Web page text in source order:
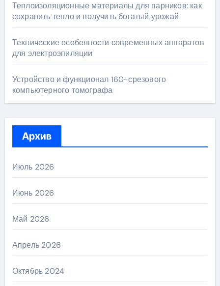
Теплоизоляционные материалы для парников: как
сохранить тепло и получить богатый урожай
Технические особенности современных аппаратов
для электроэпиляции
Устройство и функционал 160-срезового
компьютерного томографа
Архив
Июль 2026
Июнь 2026
Май 2026
Апрель 2026
Октябрь 2024